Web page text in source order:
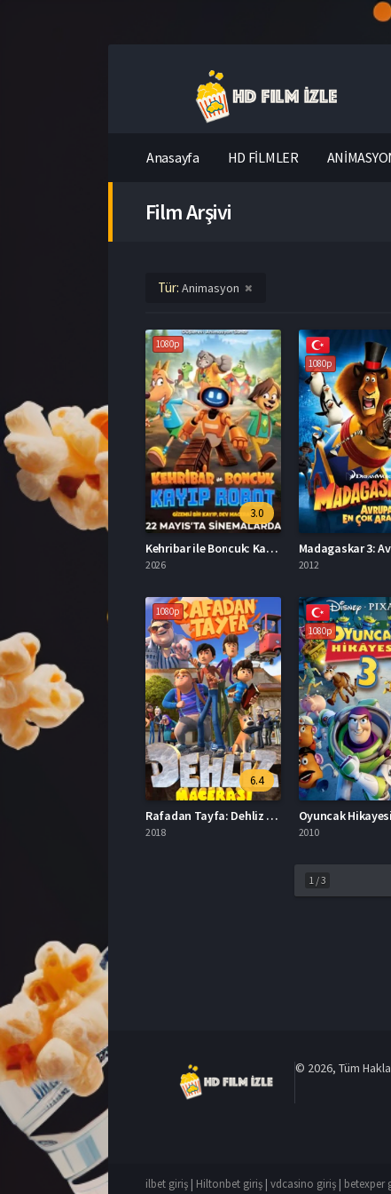
Anasayfa HD FİLMLER
Film Arşivi
Tür: Animasyon
1080p
3.0
Kehribar ile Boncuk: Kayıp Robot Film İzle
2026
1080p
2012
1080p
6.4
Rafadan Tayfa: Dehliz Macerası Full HD İzle
2018
1080p
2010
1 /3
© 2026, Tüm
ilbet giriş | Hiltonbet giriş | vdcasino giriş | betexper